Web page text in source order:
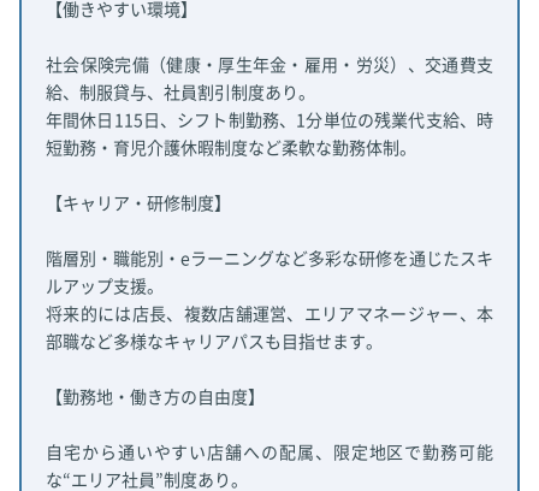
【働きやすい環境】
社会保険完備（健康・厚生年金・雇用・労災）、交通費支
給、制服貸与、社員割引制度あり。
年間休日115日、シフト制勤務、1分単位の残業代支給、時
短勤務・育児介護休暇制度など柔軟な勤務体制。
【キャリア・研修制度】
階層別・職能別・eラーニングなど多彩な研修を通じたスキ
ルアップ支援。
将来的には店長、複数店舗運営、エリアマネージャー、本
部職など多様なキャリアパスも目指せます。
【勤務地・働き方の自由度】
自宅から通いやすい店舗への配属、限定地区で勤務可能
な“エリア社員”制度あり。